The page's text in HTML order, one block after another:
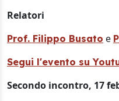
Relatori
Prof. Filippo Busato e
Segui l'evento su
Secondo incontro, 17